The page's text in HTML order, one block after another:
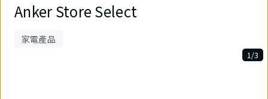
Anker Store Select
家電產品
1/3